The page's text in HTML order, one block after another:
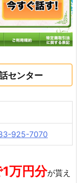
センター
925-7070
万円分が貰え